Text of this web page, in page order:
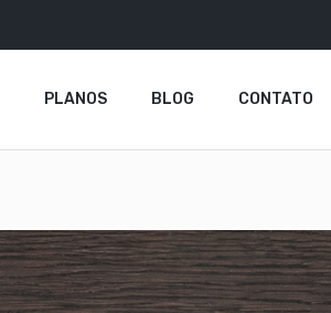
PLANOS BLOG CONTATO